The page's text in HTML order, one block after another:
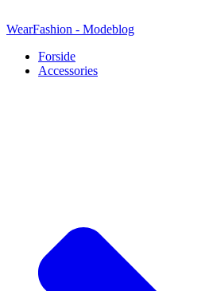
til
WearFashion - Modeblog
Forside
Accessories